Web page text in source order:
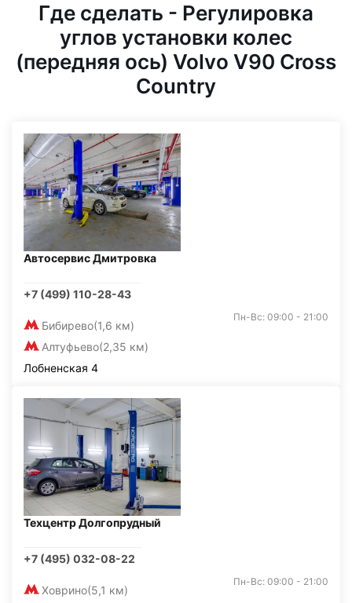
Где сделать - Регулировка
углов установки колес
(передняя ось) Volvo V90 Cross
Country
Автосервис Дмитровка
+7 (499) 110-28-43
Бибирево(1,6 км)
Алтуфьево(2,35 км)
Пн-Вс: 09:00 - 21:00
Лобненская 4
Техцентр Долгопрудный
+7 (495) 032-08-22
Ховрино(5,1 км)
Пн-Вс: 09:00 - 21:00